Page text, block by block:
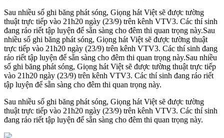
Sau nhiều số ghi băng phát sóng, Giọng hát Việt sẽ được tường
thuật trực tiếp vào 21h20 ngày (23/9) trên kênh VTV3. Các thí sinh
đang ráo riết tập luyện để sẵn sàng cho đêm thi quan trọng này.Sau
nhiều số ghi băng phát sóng, Giọng hát Việt sẽ được tường thuật
trực tiếp vào 21h20 ngày (23/9) trên kênh VTV3. Các thí sinh đang
ráo riết tập luyện để sẵn sàng cho đêm thi quan trọng này.Sau nhiều
số ghi băng phát sóng, Giọng hát Việt sẽ được tường thuật trực tiếp
vào 21h20 ngày (23/9) trên kênh VTV3. Các thí sinh đang ráo riết
tập luyện để sẵn sàng cho đêm thi quan trọng này.
Sau nhiều số ghi băng phát sóng, Giọng hát Việt sẽ được tường
thuật trực tiếp vào 21h20 ngày (23/9) trên kênh VTV3. Các thí sinh
đang ráo riết tập luyện để sẵn sàng cho đêm thi quan trọng này.